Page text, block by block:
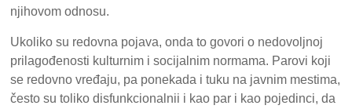
njihovom odnosu.
Ukoliko su redovna pojava, onda to govori o nedovoljnoj
prilagođenosti kulturnim i socijalnim normama. Parovi koji
se redovno vređaju, pa ponekada i tuku na javnim mestima,
često su toliko disfunkcionalnii i kao par i kao pojedinci, da